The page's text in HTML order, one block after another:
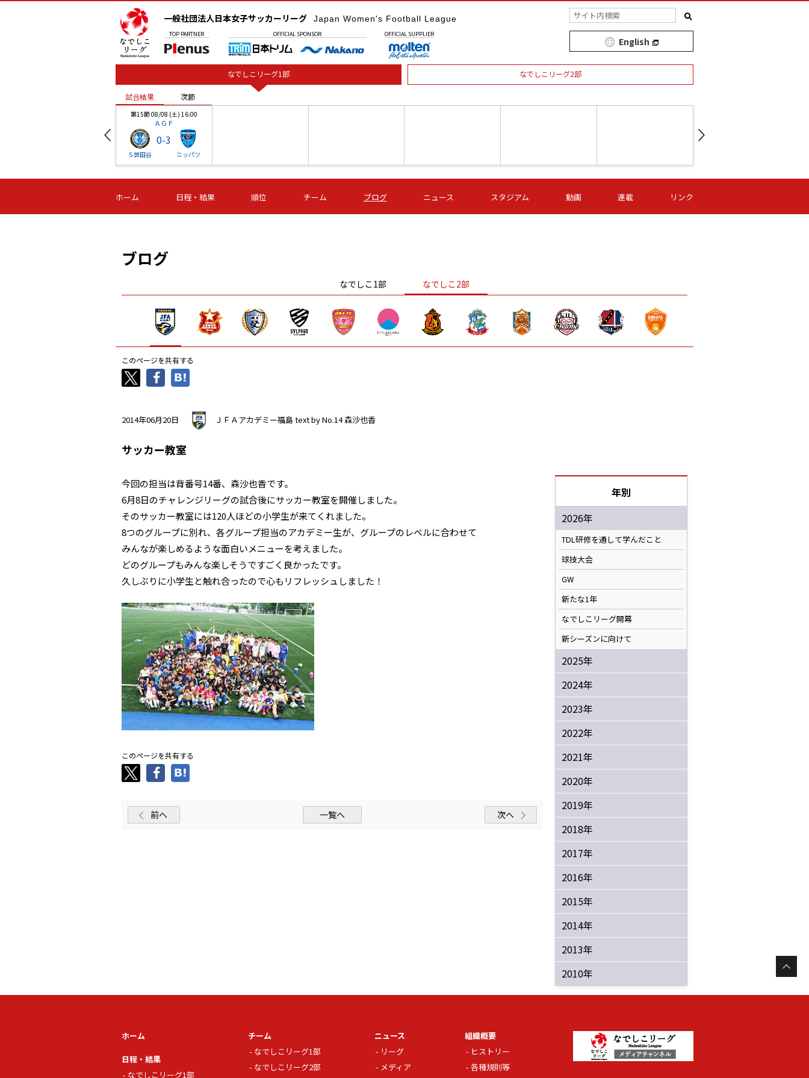
一般社団法人日本女子サッカーリーグ Japan Women's Football League
TOP PARTNER OFFICIAL SPONSOR OFFICIAL SUPPLIER
English
なでしこリーグ1部 なでしこリーグ2部
試合結果 次節
第15節 08/08 (土) 16:00
ＡＧＦ
Ｓ世田谷
0-3
ニッパツ
-
第16節 09/05 (土) 15:00
ニッパツ
-
第16節 09/05 (土) 15:00
石人の星
-
第16節 09/05 (土) 16:00
ＡＧＦ
-
いちご
-
第16節 09/06 (日) 15:00
-
第16節 09/06 (日) 15:00
- -
試合結果 次節
ホーム 日程・結果 順位 チーム ブログ ニュース スタジアム 動画 連載 リンク
ブログ
なでしこ1部 なでしこ2部
このページを共有する
2014年06月20日 ＪＦＡアカデミー福島text by No.14 森沙也香
サッカー教室
今回の担当は背番号14番、森沙也香です。
6月8日のチャレンジリーグの試合後にサッカー教室を開催しました。
そのサッカー教室には120人ほどの小学生が来てくれました。
8つのグループに別れ、各グループ担当のアカデミー生が、グループのレベルに合わせて
みんなが楽しめるような面白いメニューを考えました。
どのグループもみんな楽しそうですごく良かったです。
久しぶりに小学生と触れ合ったので心もリフレッシュしました！
このページを共有する
前へ 一覧へ 次へ
年別
2026年
TDL研修を通して学んだこと
球技大会
GW
新たな1年
なでしこリーグ開幕
新シーズンに向けて
2025年
2024年
2023年
2022年
2021年
2020年
2019年
2018年
2017年
2016年
2015年
2014年
2013年
2010年
ホーム
日程・結果
なでしこリーグ1部
チーム
なでしこリーグ1部
なでしこリーグ2部
ニュース
リーグ
メディア
組織概要
ヒストリー
各種規則等